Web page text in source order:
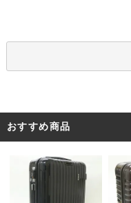
おすすめ商品